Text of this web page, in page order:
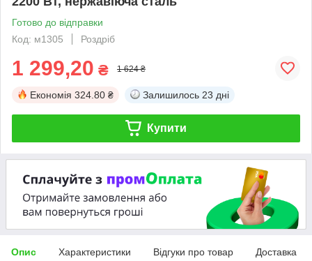
Готово до відправки
Код: м1305
Роздріб
1 299,20 ₴ 1 624 ₴
Економія 324.80 ₴ Залишилось 23 дні
Купити
Опис Характеристики Відгуки про товар Доставка